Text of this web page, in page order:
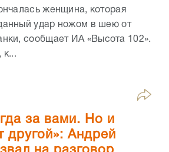
женщина, которая
удар ножом в шею от
сообщает ИА «Высота 102».
к...
за вами. Но и
другой»: Андрей